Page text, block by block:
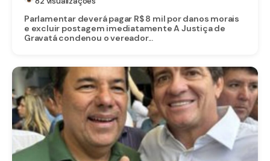
CALÚNIA
Parlamentar deverá pagar R$ 8 mil por danos morais
e excluir postagem imediatamente A Justiça de
Gravatá condenou o vereador...